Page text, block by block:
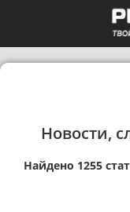
Новости,
Найдено 1255